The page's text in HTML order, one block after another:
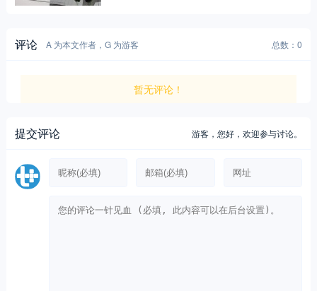
评论 A 为本文作者，G 为游客 总数：0
暂无评论！
提交评论 游客，您好，欢迎参与讨论。